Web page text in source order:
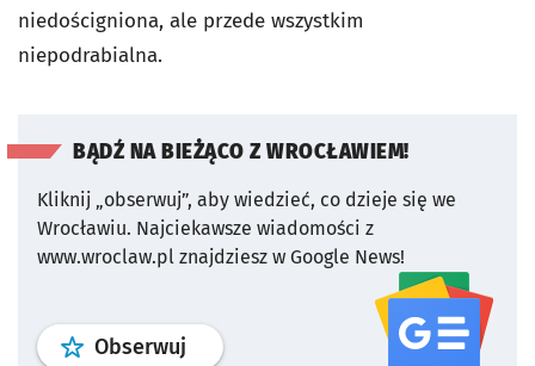
niedościgniona, ale przede wszystkim
niepodrabialna.
BĄDŹ NA BIEŻĄCO Z WROCŁAWIEM!
Kliknij „obserwuj”, aby wiedzieć, co dzieje się we
Wrocławiu. Najciekawsze wiadomości z
www.wroclaw.pl znajdziesz w Google News!
Obserwuj profil serwisu